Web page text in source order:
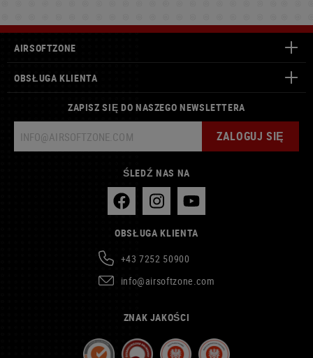
AIRSOFTZONE
OBSŁUGA KLIENTA
ZAPISZ SIĘ DO NASZEGO NEWSLETTERA
ZALOGUJ SIĘ
ŚLEDŹ NAS NA
OBSŁUGA KLIENTA
+43 7252 50900
info@airsoftzone.com
ZNAK JAKOŚCI